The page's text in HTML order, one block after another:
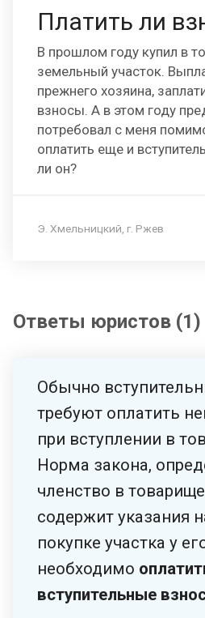
Платить ли
В прошлом году купил в
земельный участок.
прежнего хозяина,
взносы. А в этом году
потребовал с меня
оплатить еще и
ли он?
Э. Хмельницкий, г. Ржев
Ответы юристов (1)
Обычно
требуют оплатить
при вступлении в
Норма закона,
членство в
содержит указания
покупке участка у
необходимо
вступительные